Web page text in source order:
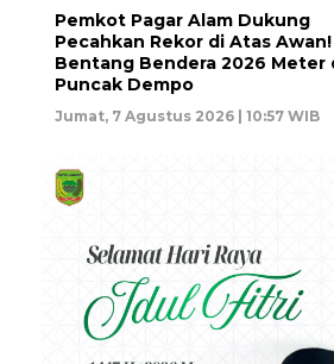
Pemkot Pagar Alam Dukung
Pecahkan Rekor di Atas Awan!
Bentang Bendera 2026 Meter
Puncak Dempo
Jumat, 7 Agustus 2026 | 10:57 WIB